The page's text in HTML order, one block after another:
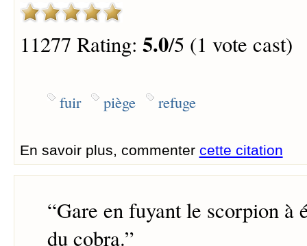
11277 Rating: 5.0/5 (1 vote cast)
fuir piège refuge
En savoir plus, commenter cette citation
“Gare en fuyant le scorpion à
du cobra.”